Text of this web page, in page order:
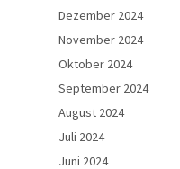
Dezember 2024
November 2024
Oktober 2024
September 2024
August 2024
Juli 2024
Juni 2024